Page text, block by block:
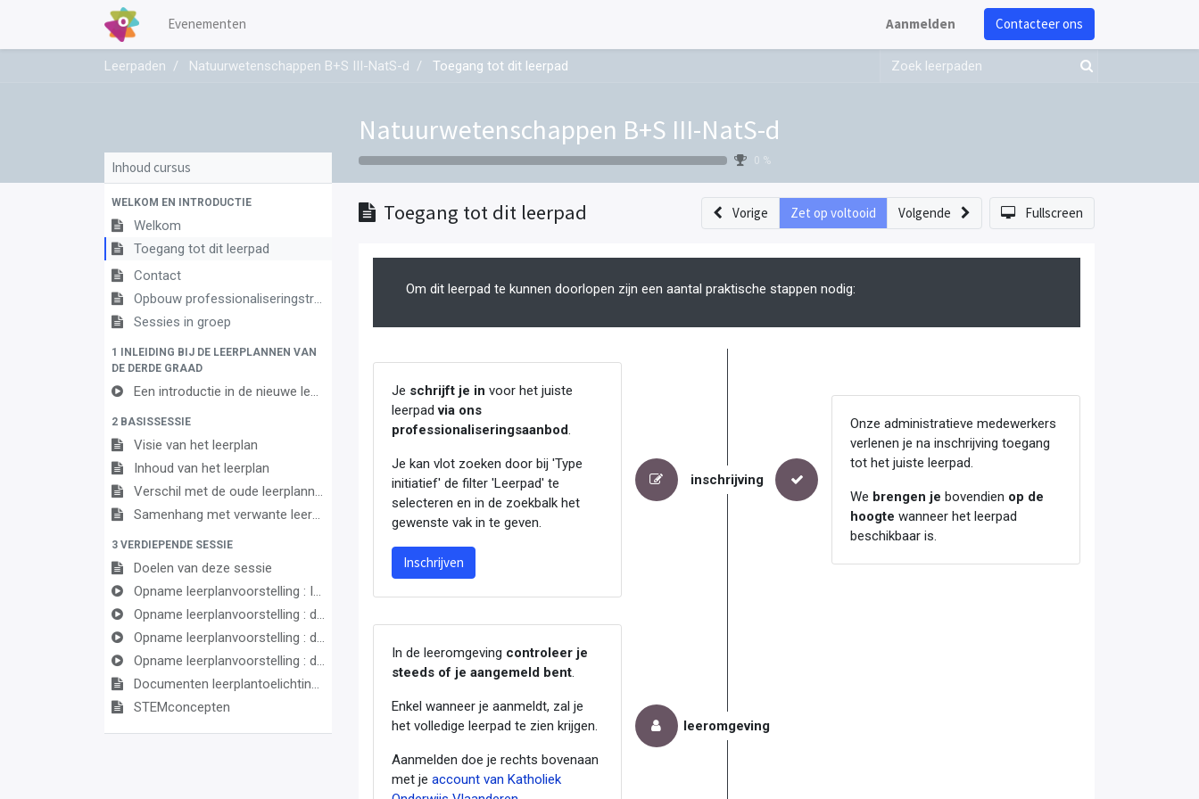
Evenementen Aanmelden Contacteer ons
Leerpaden Natuurwetenschappen B+S III-NatS-d Toegang tot dit leerpad
Natuurwetenschappen B+S III-NatS-d
0 %
Inhoud cursus
WELKOM EN INTRODUCTIE
Welkom
Toegang tot dit leerpad
Contact
Opbouw professionaliseringstraject
Sessies in groep
1 INLEIDING BIJ DE LEERPLANNEN VAN
DE DERDE GRAAD
Een introductie in de nieuwe leerplannen van de derde graad
2 BASISSESSIE
Visie van het leerplan
Inhoud van het leerplan
Verschil met de oude leerplannen
Samenhang met verwante leerplannen
3 VERDIEPENDE SESSIE
Doelen van deze sessie
Opname leerplanvoorstelling : Inleiding en STEM
Opname leerplanvoorstelling : deel biologie
Opname leerplanvoorstelling : deel chemie
Opname leerplanvoorstelling : deel fysica
Documenten leerplantoelichting
STEMconcepten
Toegang tot dit leerpad Vorige Zet op voltooid Volgende Fullscreen
Om dit leerpad te kunnen doorlopen zijn een aantal praktische stappen nodig:
inschrijving
Je schrijft je in voor het juiste
leerpadvia ons
professionaliseringsaanbod
Je kan vlot zoeken door bij 'Type
initiatief' de filter 'Leerpad' te
selecteren en in de zoekbalk het
gewenste vak in te geven.
Inschrijven
Onze administratieve medewerkers
verlenen je na inschrijving toegang
tot het juiste leerpad.
We brengen je bovendien op de
hoogte wanneer het leerpad
beschikbaar is.
leeromgeving
In de leeromgeving controleer je
steeds of je aangemeld bent
Enkel wanneer je aanmeldt, zal je
het volledige leerpad te zien krijgen.
Aanmelden doe je rechts bovenaan
met je account van Katholiek